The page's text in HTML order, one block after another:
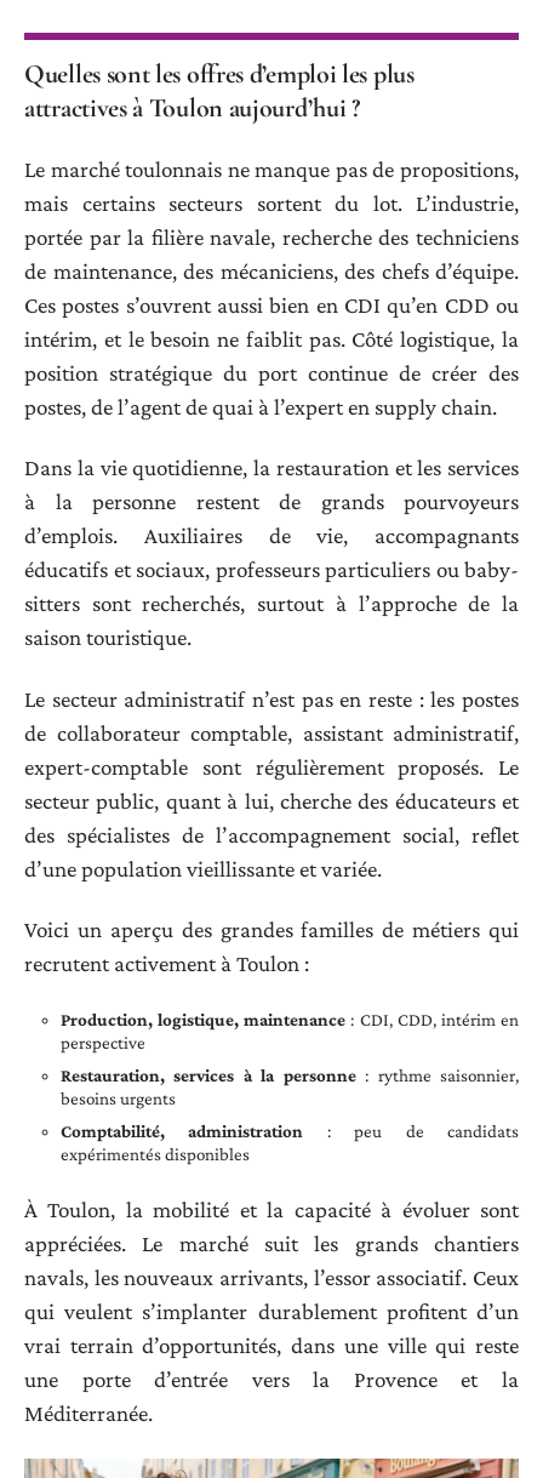
Quelles sont les offres d’emploi les plus
attractives à Toulon aujourd’hui ?
Le marché toulonnais ne manque pas de propositions,
mais certains secteurs sortent du lot. L’industrie,
portée par la filière navale, recherche des techniciens
de maintenance, des mécaniciens, des chefs d’équipe.
Ces postes s’ouvrent aussi bien en CDI qu’en CDD ou
intérim, et le besoin ne faiblit pas. Côté logistique, la
position stratégique du port continue de créer des
postes, de l’agent de quai à l’expert en supply chain.
Dans la vie quotidienne, la restauration et les services
à la personne restent de grands pourvoyeurs
d’emplois. Auxiliaires de vie, accompagnants
éducatifs et sociaux, professeurs particuliers ou baby-
sitters sont recherchés, surtout à l’approche de la
saison touristique.
Le secteur administratif n’est pas en reste : les postes
de collaborateur comptable, assistant administratif,
expert-comptable sont régulièrement proposés. Le
secteur public, quant à lui, cherche des éducateurs et
des spécialistes de l’accompagnement social, reflet
d’une population vieillissante et variée.
Voici un aperçu des grandes familles de métiers qui
recrutent activement à Toulon :
Production, logistique, maintenance : CDI, CDD, intérim en
perspective
Restauration, services à la personne: rythme saisonnier,
besoins urgents
Comptabilité, administration : peu de candidats
expérimentés disponibles
À Toulon, la mobilité et la capacité à évoluer sont
appréciées. Le marché suit les grands chantiers
navals, les nouveaux arrivants, l’essor associatif. Ceux
qui veulent s’implanter durablement profitent d’un
vrai terrain d’opportunités, dans une ville qui reste
une porte d’entrée vers la Provence et la
Méditerranée.